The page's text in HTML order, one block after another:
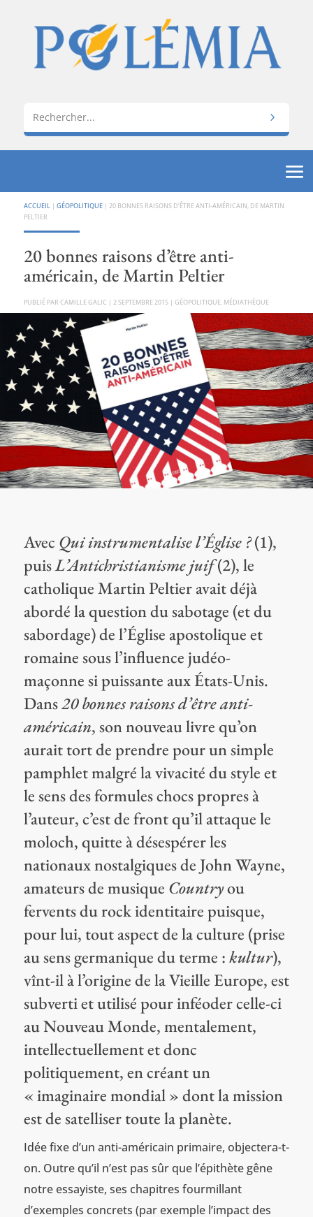
ACCUEIL | GÉOPOLITIQUE| 20 BONNES RAISONS D’ÊTRE ANTI-AMÉRICAIN, DE MARTIN
PELTIER
20 bonnes raisons d’être anti-
américain, de Martin Peltier
PAR CAMILLE GALIC | 2 SEPTEMBRE 2015| GÉOPOLITIQUE, MÉDIATHÈQUE
Avec Qui instrumentalise l’Église ?(1),
puisL’Antichristianisme juif(2), le
catholique Martin Peltier avait déjà
abordé la question du sabotage (et du
sabordage) de l’Église apostolique et
romaine sous l’influence judéo-
maçonne si puissante aux États-Unis.
Dans20 bonnes raisons d’être anti-
américain, son nouveau livre qu’on
aurait tort de prendre pour un simple
pamphlet malgré la vivacité du style et
le sens des formules chocs propres à
l’auteur, c’est de front qu’il attaque le
moloch, quitte à désespérer les
nationaux nostalgiques de John Wayne,
amateurs de musique Countryou
fervents du rock identitaire puisque,
pour lui, tout aspect de la culture (prise
au sens germanique du terme :kultur),
vînt-il à l’origine de la Vieille Europe, est
subverti et utilisé pour inféoder celle-ci
au Nouveau Monde, mentalement,
intellectuellement et donc
politiquement, en créant un
« imaginaire mondial » dont la mission
est de satelliser toute la planète.
Idée fixe d’un anti-américain primaire, objectera-t-
on. Outre qu’il n’est pas sûr que l’épithète gêne
notre essayiste, ses chapitres fourmillant
d’exemples concrets (par exemple l’impact des